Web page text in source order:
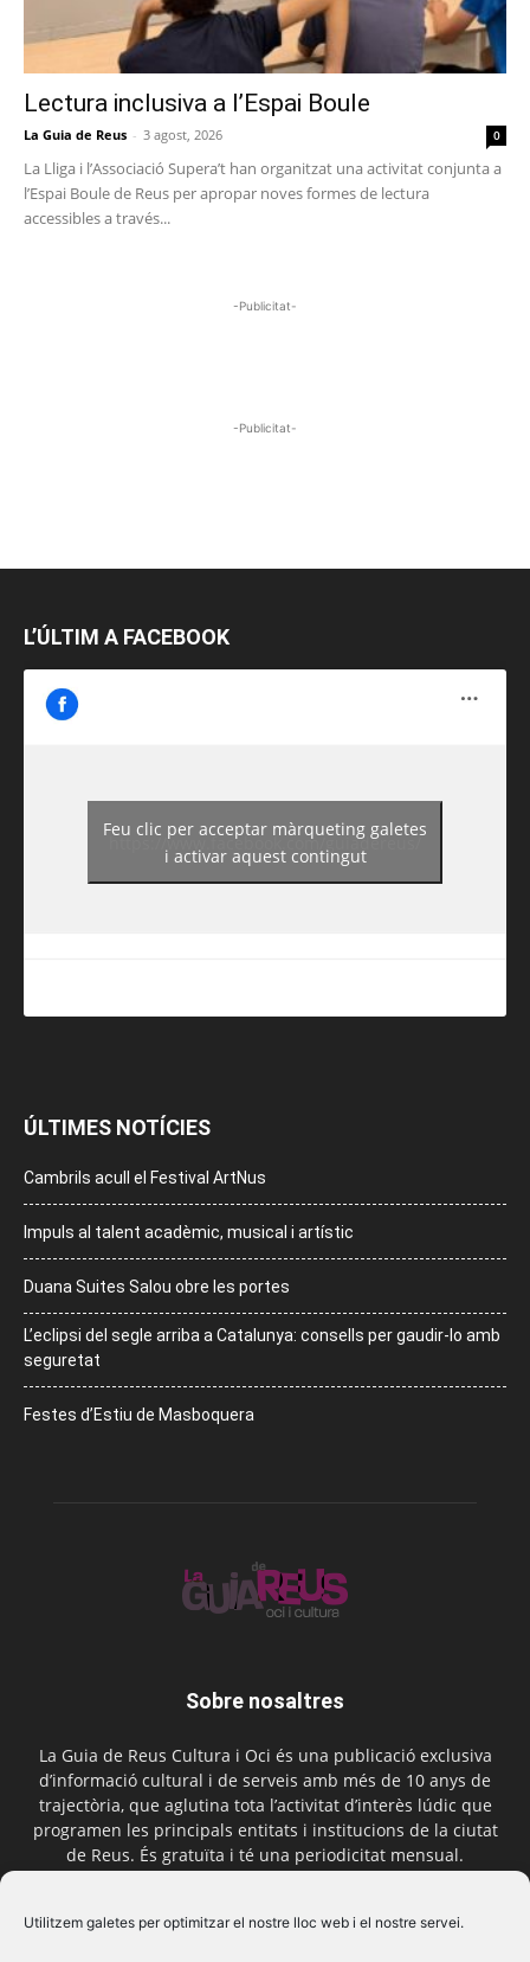
Utilitzem galetes per optimitzar el nostre lloc web i el nostre servei.
Lectura inclusiva a l’Espai Boule
La Guia de Reus - 3 agost, 2026 0
La Lliga i l’Associació Supera’t han organitzat una activitat conjunta a
l’Espai Boule de Reus per apropar noves formes de lectura
accessibles a través...
-Publicitat-
-Publicitat-
L’ÚLTIM A FACEBOOK
https://www.facebook.com/guiadereus/
Feu clic per acceptar màrqueting galetes
i activar aquest contingut
ÚLTIMES NOTÍCIES
Cambrils acull el Festival ArtNus
Impuls al talent acadèmic, musical i artístic
Duana Suites Salou obre les portes
L’eclipsi del segle arriba a Catalunya: consells per gaudir-lo amb
seguretat
Festes d’Estiu de Masboquera
Sobre nosaltres
La Guia de Reus Cultura i Oci és una publicació exclusiva
d’informació cultural i de serveis amb més de 10 anys de
trajectòria, que aglutina tota l’activitat d’interès lúdic que
programen les principals entitats i institucions de la ciutat
de Reus. És gratuïta i té una periodicitat mensual.